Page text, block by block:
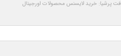
پرشیا: خرید لایسنس محصولات اورجینال